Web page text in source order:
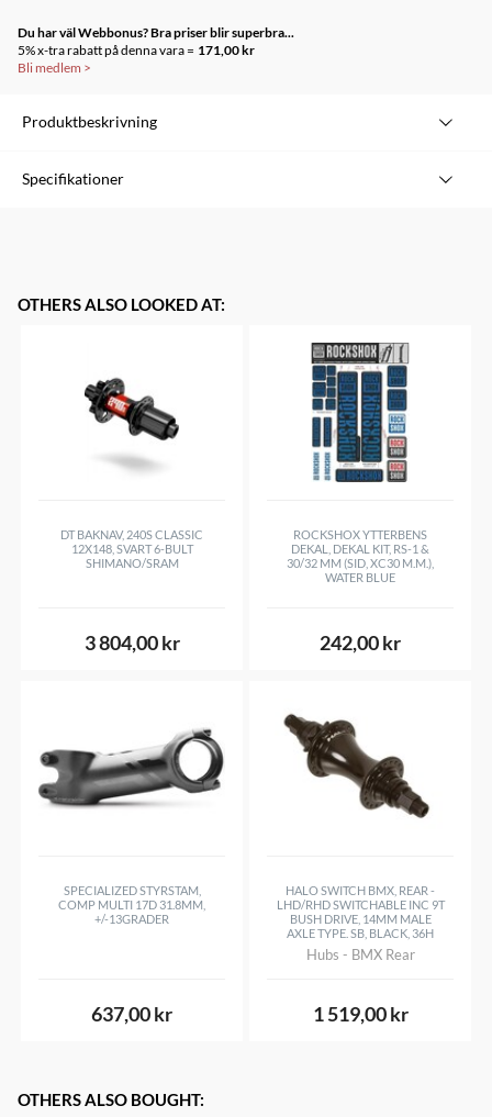
Du har väl Webbonus? Bra priser blir superbra...
5% x-tra rabatt på denna vara = 171,00 kr
Bli medlem >
Produktbeskrivning
nedslagen och de vassaste stenarna. - Nickelpläterad ventil
Specifikationer
OTHERS ALSO LOOKED AT:
DT BAKNAV, 240S CLASSIC
12X148, SVART 6-BULT
SHIMANO/SRAM
3 804,00 kr
ROCKSHOX YTTERBENS
DEKAL, DEKAL KIT, RS-1 &
30/32 MM (SID, XC30 M.M.),
WATER BLUE
242,00 kr
SPECIALIZED STYRSTAM,
COMP MULTI 17D 31.8MM,
+/-13GRADER
637,00 kr
HALO SWITCH BMX, REAR -
LHD/RHD SWITCHABLE INC 9T
BUSH DRIVE, 14MM MALE
AXLE TYPE. SB, BLACK, 36H
Hubs - BMX Rear
1 519,00 kr
OTHERS ALSO BOUGHT: